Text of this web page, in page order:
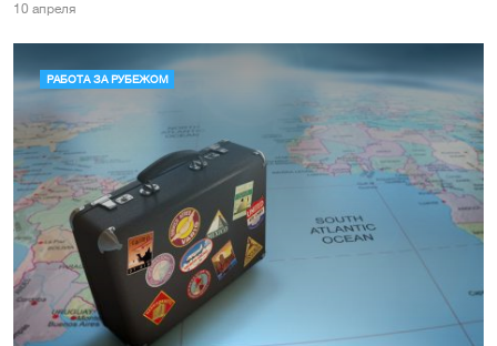
10 апреля
РАБОТА ЗА РУБЕЖОМ